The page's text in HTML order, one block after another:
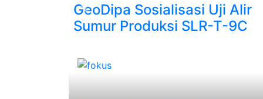
GeoDipa Sosialisasi Uji Alir
Sumur Produksi SLR-T-9C
Previous